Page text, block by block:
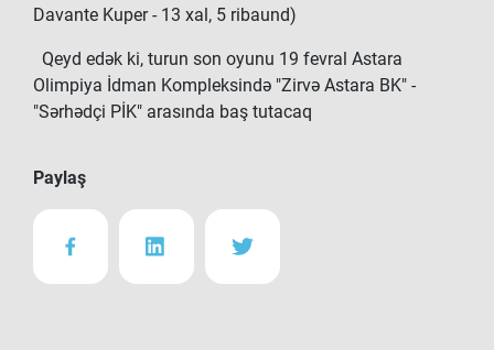
Davante Kuper - 13 xal, 5 ribaund)
Qeyd edək ki, turun son oyunu 19 fevral Astara
Olimpiya İdman Kompleksində "Zirvə Astara BK" -
"Sərhədçi PİK" arasında baş tutacaq
Paylaş